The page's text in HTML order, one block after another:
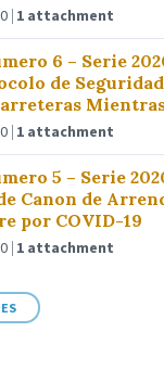
1 attachment
6 – Serie
de
1 attachment
5 – Serie
Canon de
por COVID-19
1 attachment